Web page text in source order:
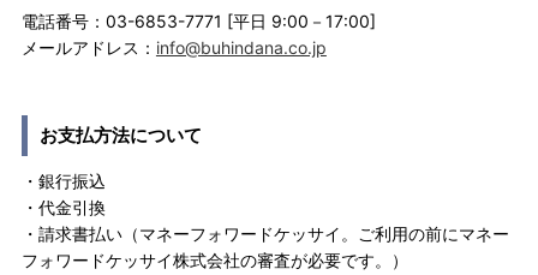
電話番号：03-6853-7771 [平日 9:00－17:00]
メールアドレス： info@buhindana.co.jp
お支払方法について
・銀行振込
・代金引換
・請求書払い（マネーフォワードケッサイ。ご利用の前にマネー
フォワードケッサイ株式会社の審査が必要です。）